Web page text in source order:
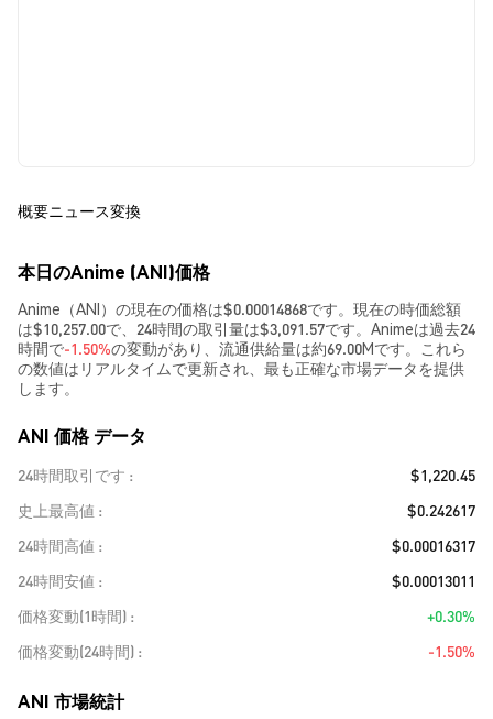
概要ニュース変換
本日のAnime (ANI)価格
Anime（ANI）の現在の価格は$0.00014868です。現在の時価総額
は$10,257.00で、24時間の取引量は$3,091.57です。Animeは過去24
時間で-1.50%の変動があり、流通供給量は約69.00Mです。これら
の数値はリアルタイムで更新され、最も正確な市場データを提供
します。
ANI 価格 データ
24時間取引です
$1,220.45
史上最高値
$0.242617
24時間高値
$0.00016317
24時間安値
$0.00013011
価格変動(1時間)
+0.30%
価格変動(24時間)
-1.50%
ANI 市場統計